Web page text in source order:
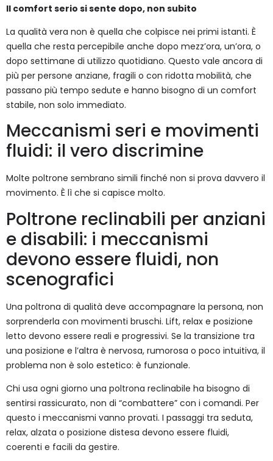
Il comfort serio si sente dopo, non subito
La qualità vera non è quella che colpisce nei primi istanti. È
quella che resta percepibile anche dopo mezz’ora, un’ora, o
dopo settimane di utilizzo quotidiano. Questo vale ancora di
più per persone anziane, fragili o con ridotta mobilità, che
passano più tempo sedute e hanno bisogno di un comfort
stabile, non solo immediato.
Meccanismi seri e movimenti
fluidi: il vero discrimine
Molte poltrone sembrano simili finché non si prova davvero il
movimento. È lì che si capisce molto.
Poltrone reclinabili per anziani
e disabili: i meccanismi
devono essere fluidi, non
scenografici
Una poltrona di qualità deve accompagnare la persona, non
sorprenderla con movimenti bruschi. Lift, relax e posizione
letto devono essere reali e progressivi. Se la transizione tra
una posizione e l’altra è nervosa, rumorosa o poco intuitiva, il
problema non è solo estetico: è funzionale.
Chi usa ogni giorno una poltrona reclinabile ha bisogno di
sentirsi rassicurato, non di “combattere” con i comandi. Per
questo i meccanismi vanno provati. I passaggi tra seduta,
relax, alzata o posizione distesa devono essere fluidi,
coerenti e facili da gestire.